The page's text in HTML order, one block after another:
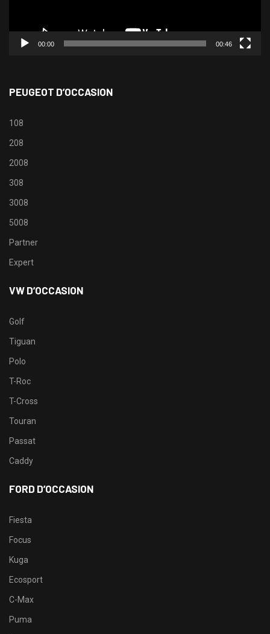
00:00 00:46
PEUGEOT D’OCCASION
108
208
2008
308
3008
5008
Partner
Expert
VW D’OCCASION
Golf
Tiguan
Polo
T-Roc
T-Cross
Touran
Passat
Caddy
FORD D’OCCASION
Fiesta
Focus
Kuga
Ecosport
C-Max
Puma